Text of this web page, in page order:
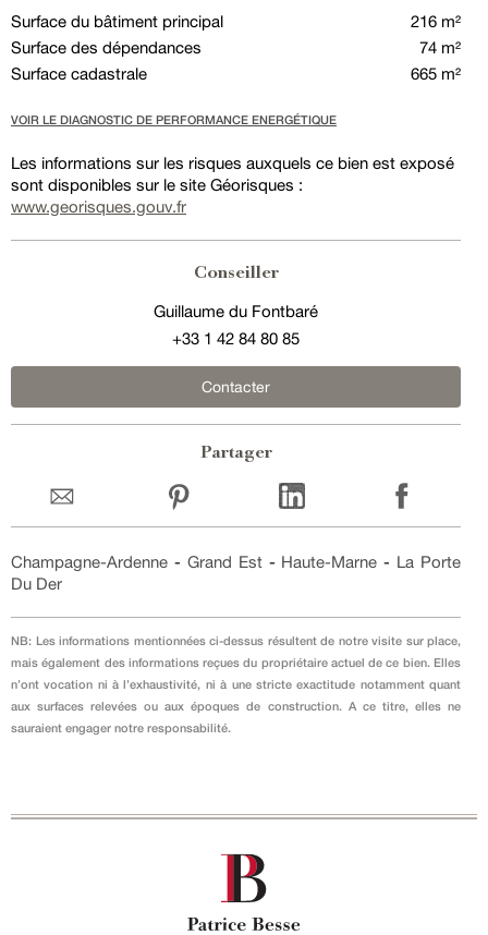
Surface du bâtiment principal
216 m²
Surface des dépendances
74 m²
Surface cadastrale
665 m²
VOIR LE DIAGNOSTIC DE PERFORMANCE ENERGÉTIQUE
Les informations sur les risques auxquels ce bien est exposé
sont disponibles sur le site Géorisques :
www.georisques.gouv.fr
Conseiller
Guillaume du Fontbaré
+33 1 42 84 80 85
Contacter
Partager
Champagne-Ardenne - Grand Est - Haute-Marne - La Porte
Du Der
NB: Les informations mentionnées ci-dessus résultent de notre visite sur place,
mais également des informations reçues du propriétaire actuel de ce bien. Elles
n’ont vocation ni à l’exhaustivité, ni à une stricte exactitude notamment quant
aux surfaces relevées ou aux époques de construction. A ce titre, elles ne
sauraient engager notre responsabilité.